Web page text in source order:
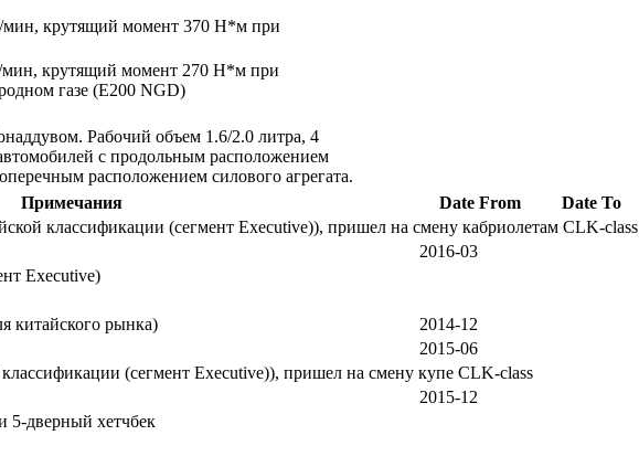
мин, крутящий момент 370 Н*м при
мин, крутящий момент 270 Н*м при
газе (E200 NGD)
Рабочий объем 1.6/2.0 литра, 4
с продольным расположением
расположением силового агрегата.
Примечания Date From
Date To
классификации (сегмент Executive)), пришел на смену кабриолетам CLK-class
2016-03
Executive)
китайского рынка)
2014-12
2015-06
(сегмент Executive)), пришел на смену купе CLK-class
2015-12
5-дверный хетчбек